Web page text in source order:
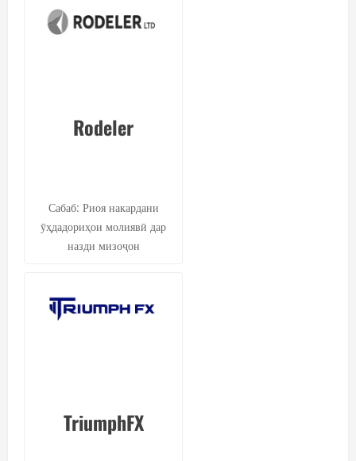
Rodeler
Сабаб: Риоя накардани
ӯҳдадориҳои молиявӣ дар
назди мизоҷон
TriumphFX